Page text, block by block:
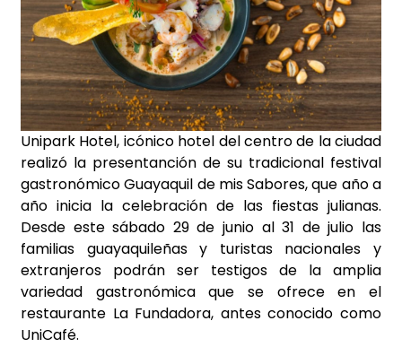
Unipark Hotel, icónico hotel del centro de la ciudad
realizó la presentanción de su tradicional festival
gastronómico Guayaquil de mis Sabores, que año a
año inicia la celebración de las fiestas julianas.
Desde este sábado 29 de junio al 31 de julio las
familias guayaquileñas y turistas nacionales y
extranjeros podrán ser testigos de la amplia
variedad gastronómica que se ofrece en el
restaurante La Fundadora, antes conocido como
UniCafé.